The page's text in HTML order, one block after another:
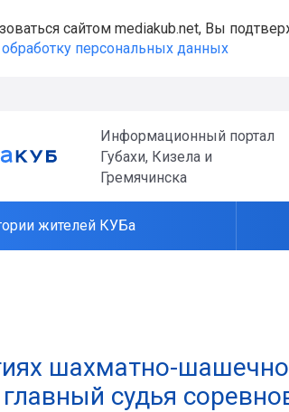
сайтом mediakub.net, Вы
обработку персональных данных
Информационный портал
Губахи, Кизела и
Гремячинска
жителей КУБа
шахматно-
главный судья